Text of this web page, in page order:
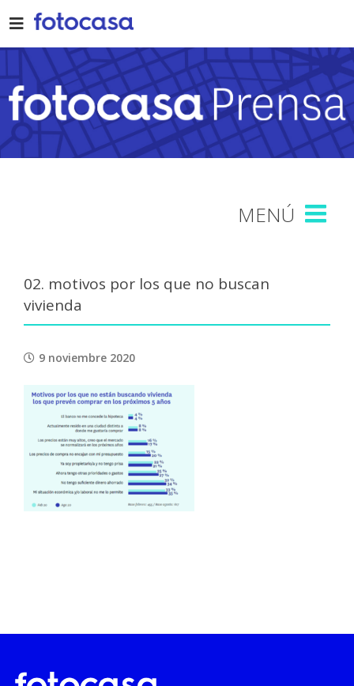
to
content
02. motivos por los que no buscan
vivienda
9 noviembre 2020